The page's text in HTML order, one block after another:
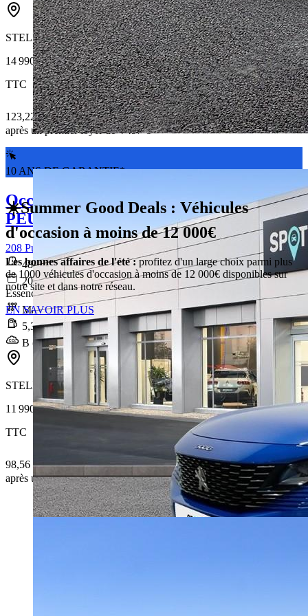
STELLANTIS &YOU LYON VAISE
14 990 €
TTC
123,22 € /Mois
après un premier loyer de 4 497 €
10 ANS DE GARANTIE*
Occasion
PEUGEOT 208
208 PureTech 100 S&S BVM6 Allure
48 833 km
2021-11-12
Essence sans plomb
Manuelle
5,3 l/100km
B (118 g/km)
STELLANTIS &YOU LYON VÉNISSIEUX ÉTATS-UNIS
11 990 €
TTC
98,56 € /Mois
après un premier loyer de 3 597 €
☀️Summer Good Deals : Véhicules
d'occasion à moins de 12 000€
Les bonnes affaires de l'été :profitez d'un large choix parmi plus
de 1000 véhicules d'occasion à moins de 12 000€ disponibles sur
notre site et dans notre réseau.
EN SAVOIR PLUS